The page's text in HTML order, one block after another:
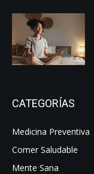
CATEGORÍAS
Medicina Preventiva
Comer Saludable
Mente Sana